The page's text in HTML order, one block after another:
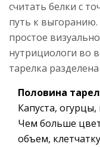
считать белки с
путь к выгоранию.
простое
нутрициологи во
тарелка
Половина
Капуста,
Чем больше
объем,